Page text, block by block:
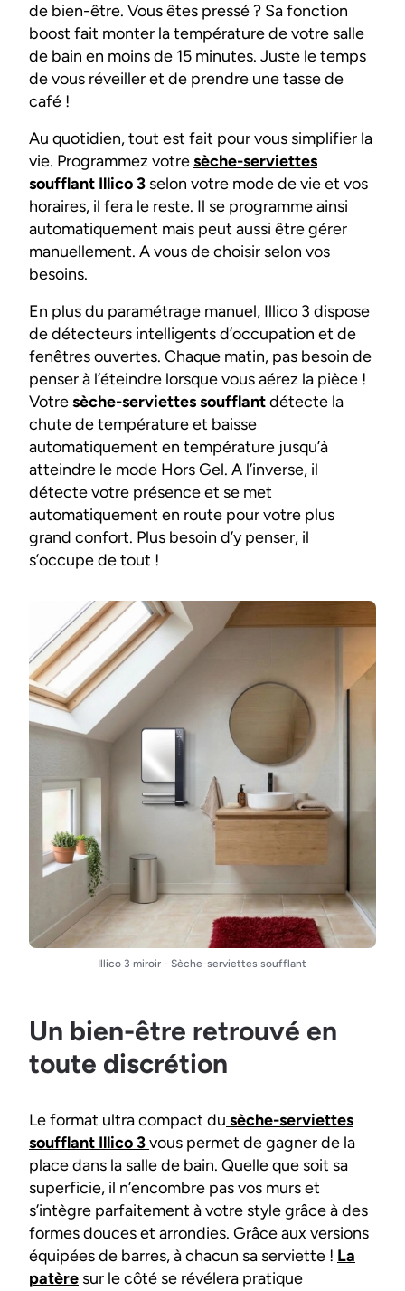
de bien-être. Vous êtes pressé ? Sa fonction
boost fait monter la température de votre salle
de bain en moins de 15 minutes. Juste le temps
de vous réveiller et de prendre une tasse de
café !
Au quotidien, tout est fait pour vous simplifier la
vie. Programmez votresèche-serviettes
soufflant Illico 3 selon votre mode de vie et vos
horaires, il fera le reste. Il se programme ainsi
automatiquement mais peut aussi être gérer
manuellement. A vous de choisir selon vos
besoins.
En plus du paramétrage manuel, Illico 3 dispose
de détecteurs intelligents d’occupation et de
fenêtres ouvertes. Chaque matin, pas besoin de
penser à l’éteindre lorsque vous aérez la pièce !
Votresèche-serviettes soufflantdétecte la
chute de température et baisse
automatiquement en température jusqu’à
atteindre le mode Hors Gel. A l’inverse, il
détecte votre présence et se met
automatiquement en route pour votre plus
grand confort. Plus besoin d’y penser, il
s’occupe de tout !
Illico 3 miroir - Sèche-serviettes soufflant
Un bien-être retrouvé en
toute discrétion
Le format ultra compact du sèche-serviettes
soufflant Illico 3vous permet de gagner de la
place dans la salle de bain. Quelle que soit sa
superficie, il n’encombre pas vos murs et
s’intègre parfaitement à votre style grâce à des
formes douces et arrondies. Grâce aux versions
équipées de barres, à chacun sa serviette ! La
patère sur le côté se révélera pratique